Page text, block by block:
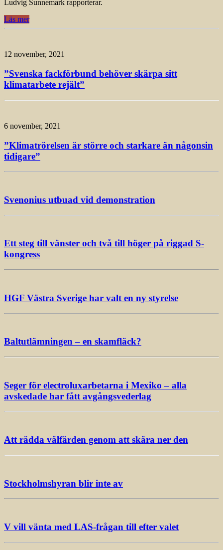
Ludvig Sunnemark rapporterar.
Läs mer
12 november, 2021
”Svenska fackförbund behöver skärpa sitt
klimatarbete rejält”
6 november, 2021
”Klimatrörelsen är större och starkare än någonsin
tidigare”
Svenonius utbuad vid demonstration
Ett steg till vänster och två till höger på riggad S-
kongress
HGF Västra Sverige har valt en ny styrelse
Baltutlämningen – en skamfläck?
Seger för electroluxarbetarna i Mexiko – alla
avskedade har fått avgångsvederlag
Att rädda välfärden genom att skära ner den
Stockholmshyran blir inte av
V vill vänta med LAS-frågan till efter valet